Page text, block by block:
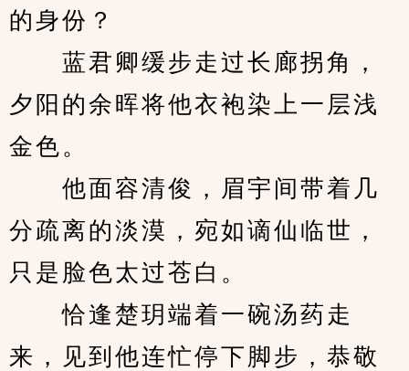
的身份？
蓝君卿缓步走过长廊拐角，
夕阳的余晖将他衣袍染上一层浅
金色。
他面容清俊，眉宇间带着几
分疏离的淡漠，宛如谪仙临世，
只是脸色太过苍白。
恰逢楚玥端着一碗汤药走
来，见到他连忙停下脚步，恭敬